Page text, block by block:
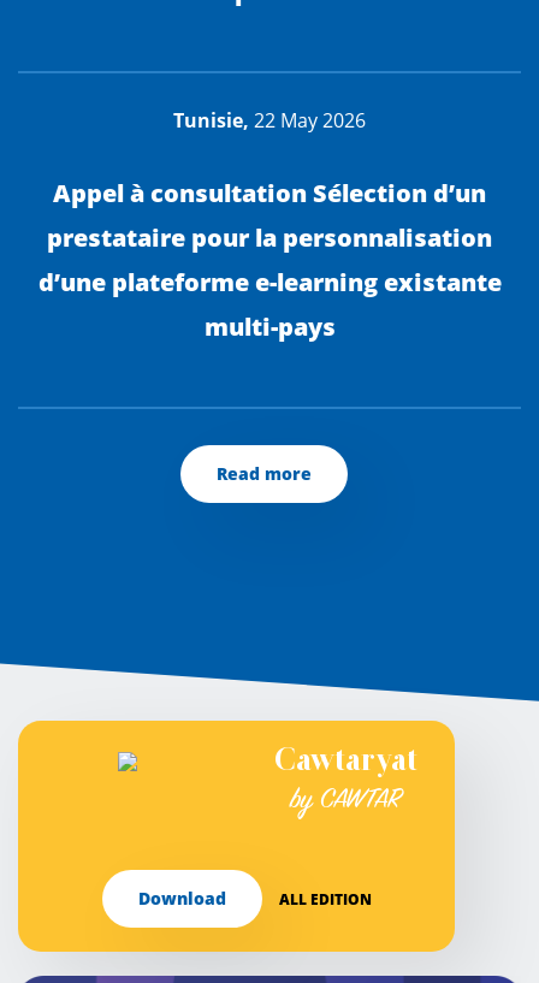
Tunisie, 22 May 2026
Appel à consultation Sélection d’un
prestataire pour la personnalisation
d’une plateforme e-learning existante
multi-pays
Read more
Cawtaryat
by CAWTAR
Download ALL EDITION